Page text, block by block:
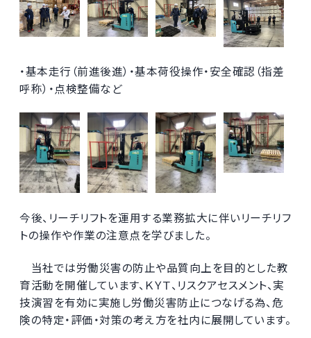
・基本走行（前進後進）・基本荷役操作・安全確認（指差
呼称）・点検整備など
今後、リーチリフトを運用する業務拡大に伴いリーチリフ
トの操作や作業の注意点を学びました。
当社では労働災害の防止や品質向上を目的とした教
育活動を開催しています、ＫＹＴ、リスクアセスメント、実
技演習を有効に実施し労働災害防止につなげる為、危
険の特定・評価・対策の考え方を社内に展開しています。